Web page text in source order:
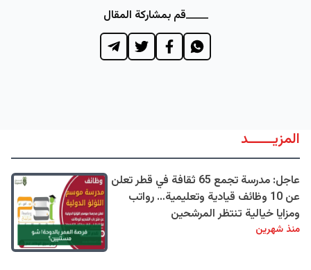
قم بمشاركة المقال
المزيــــــد
عاجل: مدرسة تجمع 65 ثقافة في قطر تعلن
عن 10 وظائف قيادية وتعليمية… رواتب
ومزايا خيالية تنتظر المرشحين
منذ شهرين